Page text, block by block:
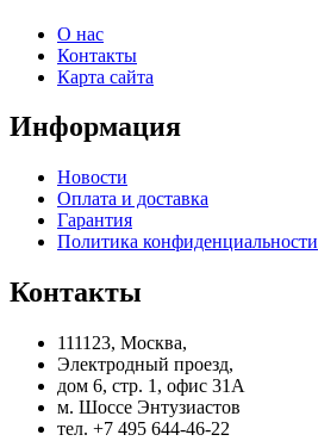
О нас
Контакты
Карта сайта
Информация
Новости
Оплата и доставка
Гарантия
Политика конфиденциальности
Контакты
111123, Москва,
Электродный проезд,
дом 6, стр. 1, офис 31А
м. Шоссе Энтузиастов
тел. +7 495 644-46-22